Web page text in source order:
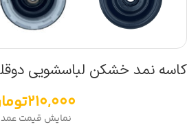
کاسه نمد خشکن لباسشویی
210,000
نمایش قیمت